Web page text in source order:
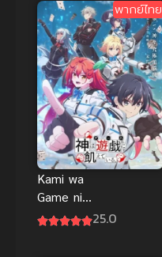
พากย์ไทย
Kami wa
Game ni
Ueteiru ซับ25.0